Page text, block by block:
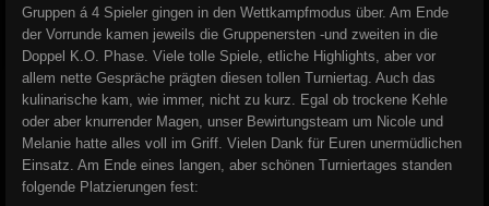
Gruppen á 4 Spieler gingen in den Wettkampfmodus über. Am Ende
der Vorrunde kamen jeweils die Gruppenersten -und zweiten in die
Doppel K.O. Phase. Viele tolle Spiele, etliche Highlights, aber vor
allem nette Gespräche prägten diesen tollen Turniertag. Auch das
kulinarische kam, wie immer, nicht zu kurz. Egal ob trockene Kehle
oder aber knurrender Magen, unser Bewirtungsteam um Nicole und
Melanie hatte alles voll im Griff. Vielen Dank für Euren unermüdlichen
Einsatz. Am Ende eines langen, aber schönen Turniertages standen
folgende Platzierungen fest: